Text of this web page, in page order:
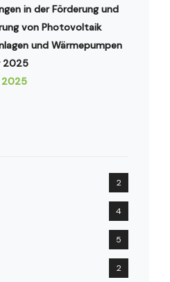
in der Förderung und
von Photovoltaik
und Wärmepumpen
2025
2025
2
4
5
2